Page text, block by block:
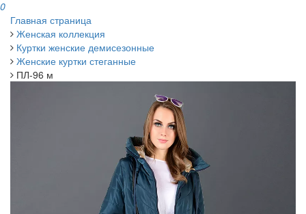
0
Главная страница
Женская коллекция
Куртки женские демисезонные
Женские куртки стеганные
ПЛ-96 м